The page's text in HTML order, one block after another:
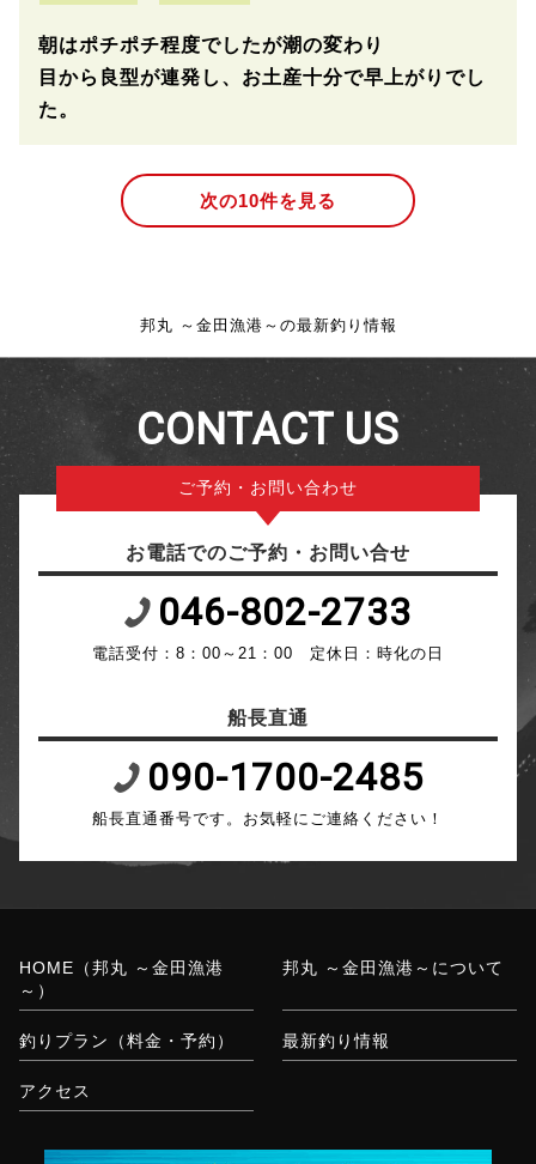
朝はポチポチ程度でしたが潮の変わり
目から良型が連発し、お土産十分で早上がりでし
た。
次の10件を見る
邦丸 ～金田漁港～の最新釣り情報
CONTACT US
ご予約・お問い合わせ
お電話でのご予約・お問い合せ
046-802-2733
電話受付：8：00～21：00 定休日：時化の日
船長直通
090-1700-2485
船長直通番号です。お気軽にご連絡ください！
HOME（邦丸 ～金田漁港
～）
邦丸 ～金田漁港～について
釣りプラン（料金・予約） 最新釣り情報
アクセス